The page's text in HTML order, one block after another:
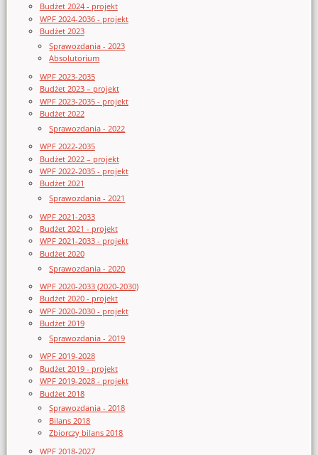
Budżet 2024 - projekt
WPF 2024-2036 - projekt
Budżet 2023
Sprawozdania - 2023
Absolutorium
WPF 2023-2035
Budżet 2023 – projekt
WPF 2023-2035 - projekt
Budżet 2022
Sprawozdania - 2022
WPF 2022-2035
Budżet 2022 – projekt
WPF 2022-2035 - projekt
Budżet 2021
Sprawozdania - 2021
WPF 2021-2033
Budżet 2021 - projekt
WPF 2021-2033 - projekt
Budżet 2020
Sprawozdania - 2020
WPF 2020-2033 (2020-2030)
Budżet 2020 - projekt
WPF 2020-2030 - projekt
Budżet 2019
Sprawozdania - 2019
WPF 2019-2028
Budżet 2019 - projekt
WPF 2019-2028 - projekt
Budżet 2018
Sprawozdania - 2018
Bilans 2018
Zbiorczy bilans 2018
WPF 2018-2027